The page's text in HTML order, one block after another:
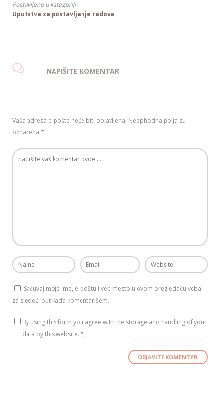
Postavljeno u kategoriji
Uputstva za postavljanje radova
NAPIŠITE KOMENTAR
Vaša adresa e-pošte neće biti objavljena. Neophodna polja su
označena *
Sačuvaj moje ime, e-poštu i veb mesto u ovom pregledaču veba
za sledeći put kada komentarišem.
By using this form you agree with the storage and handling of your
data by this website. *